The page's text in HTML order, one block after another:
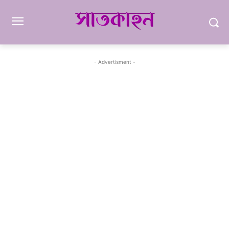
- Advertisment -